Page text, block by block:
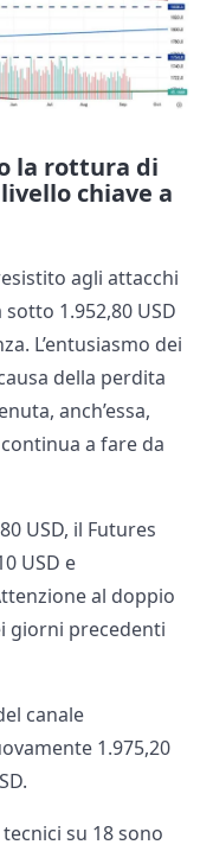
la rottura di
chiave a
agli attacchi
1.952,80 USD
L’entusiasmo dei
della perdita
anch’essa,
a fare da
USD, il Futures
USD e
al doppio
giorni precedenti
canale
1.975,20
su 18 sono